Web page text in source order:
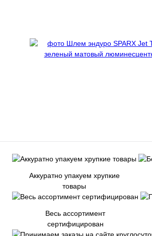
Аккуратно упакуем хрупкие
товары
Весь ассортимент
сертифицирован